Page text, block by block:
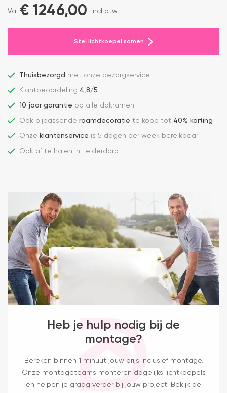
Va. € 1246,00 incl btw
Stel lichtkoepel samen
Thuisbezorgd met onze bezorgservice
Klantbeoordeling 4,8/5
10 jaar garantie op alle dakramen
Ook bijpassende raamdecoratie te koop tot 40% korting
Onze klantenservice is 5 dagen per week bereikbaar
Ook af te halen in Leiderdorp
Heb je hulp nodig bij de
montage?
Bereken binnen 1 minuut jouw prijs inclusief montage.
Onze montageteams monteren dagelijks lichtkoepels
en helpen je graag verder bij jouw project. Bekijk de